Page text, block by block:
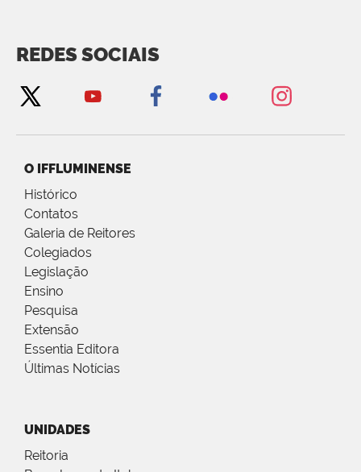
REDES SOCIAIS
O IFFLUMINENSE
Histórico
Contatos
Galeria de Reitores
Colegiados
Legislação
Ensino
Pesquisa
Extensão
Essentia Editora
Últimas Notícias
UNIDADES
Reitoria